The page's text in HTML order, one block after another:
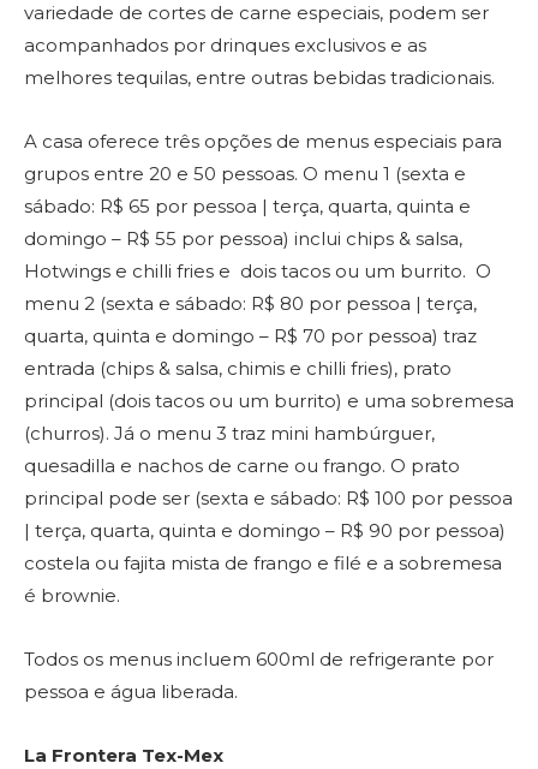
variedade de cortes de carne especiais, podem ser
acompanhados por drinques exclusivos e as
melhores tequilas, entre outras bebidas tradicionais.
A casa oferece três opções de menus especiais para
grupos entre 20 e 50 pessoas. O menu 1 (sexta e
sábado: R$ 65 por pessoa | terça, quarta, quinta e
domingo – R$ 55 por pessoa) inclui chips & salsa,
Hotwings e chilli fries e dois tacos ou um burrito. O
menu 2 (sexta e sábado: R$ 80 por pessoa | terça,
quarta, quinta e domingo – R$ 70 por pessoa) traz
entrada (chips & salsa, chimis e chilli fries), prato
principal (dois tacos ou um burrito) e uma sobremesa
(churros). Já o menu 3 traz mini hambúrguer,
quesadilla e nachos de carne ou frango. O prato
principal pode ser (sexta e sábado: R$ 100 por pessoa
| terça, quarta, quinta e domingo – R$ 90 por pessoa)
costela ou fajita mista de frango e filé e a sobremesa
é brownie.
Todos os menus incluem 600ml de refrigerante por
pessoa e água liberada.
La Frontera Tex-Mex